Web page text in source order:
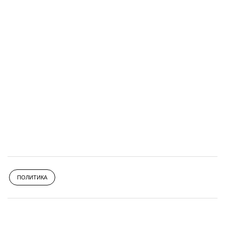
ПОЛИТИКА